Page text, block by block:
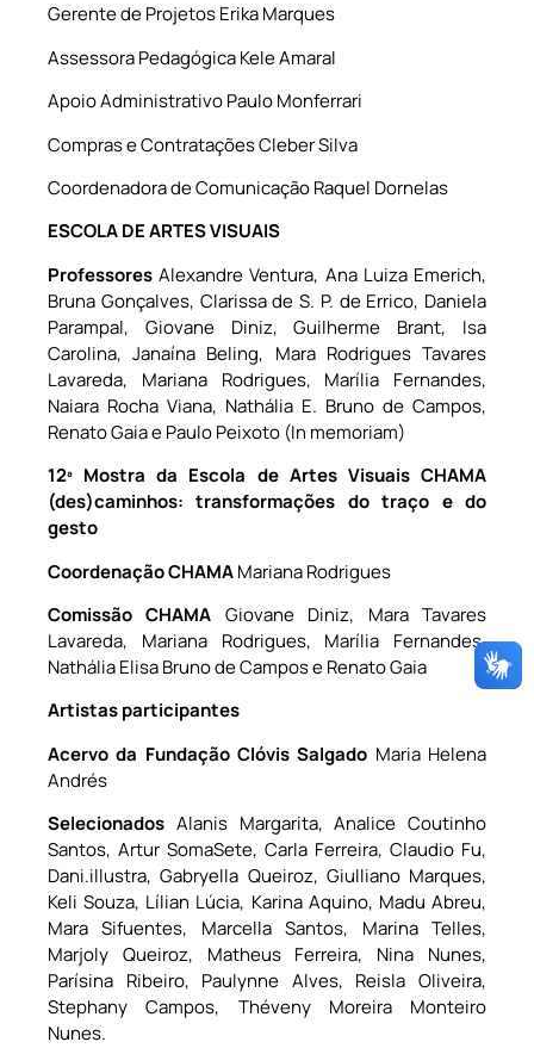
Gerente de Projetos Erika Marques
Assessora Pedagógica Kele Amaral
Apoio Administrativo Paulo Monferrari
Compras e Contratações Cleber Silva
Coordenadora de Comunicação Raquel Dornelas
ESCOLA DE ARTES VISUAIS
ProfessoresAlexandre Ventura, Ana Luiza Emerich,
Bruna Gonçalves, Clarissa de S. P. de Errico, Daniela
Parampal, Giovane Diniz, Guilherme Brant, Isa
Carolina, Janaína Beling, Mara Rodrigues Tavares
Lavareda, Mariana Rodrigues, Marília Fernandes,
Naiara Rocha Viana, Nathália E. Bruno de Campos,
Renato Gaia e Paulo Peixoto (In memoriam)
12ª Mostra da Escola de Artes Visuais CHAMA
(des)caminhos: transformações do traço e do
gesto
Coordenação CHAMAMariana Rodrigues
Comissão CHAMA Giovane Diniz, Mara Tavares
Lavareda, Mariana Rodrigues, Marília Fernandes,
Nathália Elisa Bruno de Campos e Renato Gaia
Artistas participantes
Acervo da Fundação Clóvis Salgado Maria Helena
Andrés
Selecionados Alanis Margarita, Analice Coutinho
Santos, Artur SomaSete, Carla Ferreira, Claudio Fu,
Dani.illustra, Gabryella Queiroz, Giulliano Marques,
Keli Souza, Lílian Lúcia, Karina Aquino, Madu Abreu,
Mara Sifuentes, Marcella Santos, Marina Telles,
Marjoly Queiroz, Matheus Ferreira, Nina Nunes,
Parísina Ribeiro, Paulynne Alves, Reisla Oliveira,
Stephany Campos, Théveny Moreira Monteiro
Nunes.